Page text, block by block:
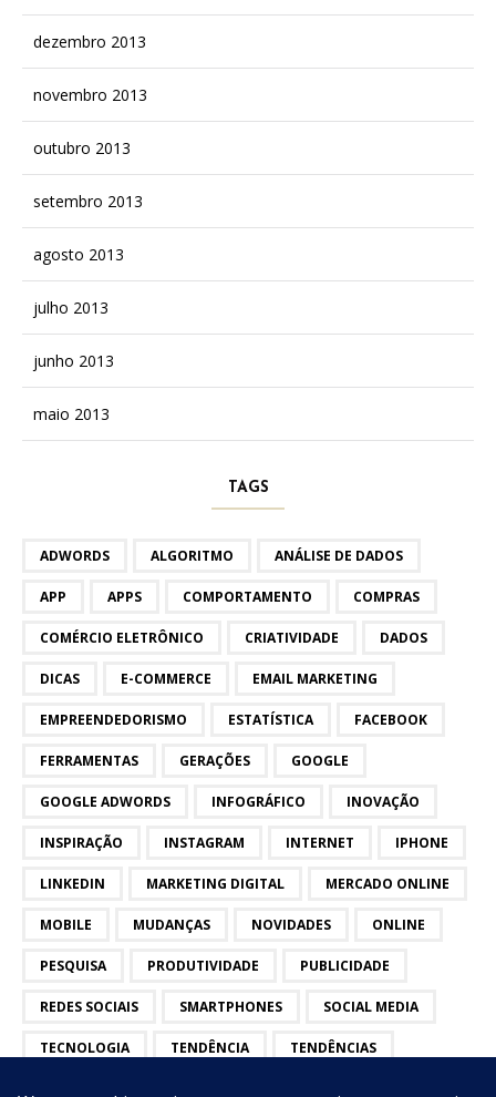
dezembro 2013
novembro 2013
outubro 2013
setembro 2013
agosto 2013
julho 2013
junho 2013
maio 2013
TAGS
ADWORDS ALGORITMO ANÁLISE DE DADOS
APP APPS COMPORTAMENTO COMPRAS
COMÉRCIO ELETRÔNICO CRIATIVIDADE DADOS
DICAS E-COMMERCE EMAIL MARKETING
EMPREENDEDORISMO ESTATÍSTICA FACEBOOK
FERRAMENTAS GERAÇÕES GOOGLE
GOOGLE ADWORDS INFOGRÁFICO INOVAÇÃO
INSPIRAÇÃO INSTAGRAM INTERNET IPHONE
LINKEDIN MARKETING DIGITAL MERCADO ONLINE
MOBILE MUDANÇAS NOVIDADES ONLINE
PESQUISA PRODUTIVIDADE PUBLICIDADE
REDES SOCIAIS SMARTPHONES SOCIAL MEDIA
TECNOLOGIA TENDÊNCIA TENDÊNCIAS